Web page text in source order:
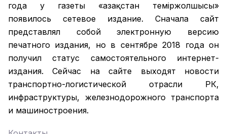
года у газеты «Қазақстан теміржолшысы»
появилось сетевое издание. Сначала сайт
представлял собой электронную версию
печатного издания, но в сентябре 2018 года он
получил статус самостоятельного интернет-
издания. Сейчас на сайте выходят новости
транспортно-логистической отрасли РК,
инфраструктуры, железнодорожного транспорта
и машиностроения.